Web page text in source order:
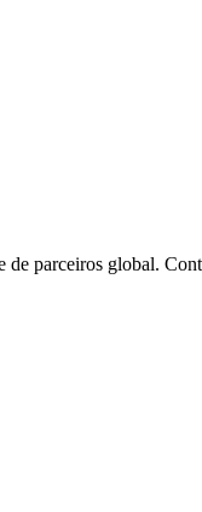
parceiros global.